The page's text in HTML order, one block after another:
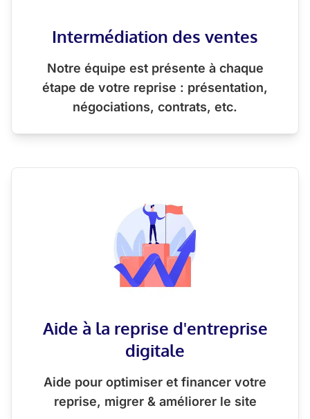
Intermédiation des ventes
Notre équipe est présente à chaque
étape de votre reprise : présentation,
négociations, contrats, etc.
Aide à la reprise d'entreprise
digitale
Aide pour optimiser et financer votre
reprise, migrer & améliorer le site